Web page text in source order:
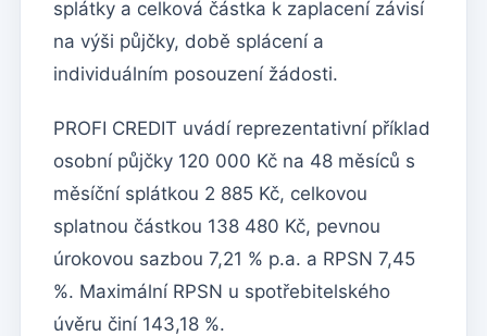
splátky a celková částka k zaplacení závisí
na výši půjčky, době splácení a
individuálním posouzení žádosti.
PROFI CREDIT uvádí reprezentativní příklad
osobní půjčky 120 000 Kč na 48 měsíců s
měsíční splátkou 2 885 Kč, celkovou
splatnou částkou 138 480 Kč, pevnou
úrokovou sazbou 7,21 % p.a. a RPSN 7,45
%. Maximální RPSN u spotřebitelského
úvěru činí 143,18 %.